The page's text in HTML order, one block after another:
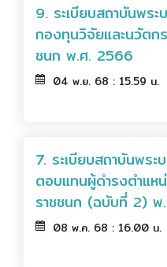
9. ระเบียบสถาบันพร
กองทุนวิจัยและนวัตก
ชนก พ.ศ. 2566
04 พ.ย. 68 : 15.59 น.
7. ระเบียบสถาบันพร
ตอบแทนผู้ดำรงตำแห
ราชชนก (ฉบับที่ 2)
08 พ.ค. 68 : 16.00 น.